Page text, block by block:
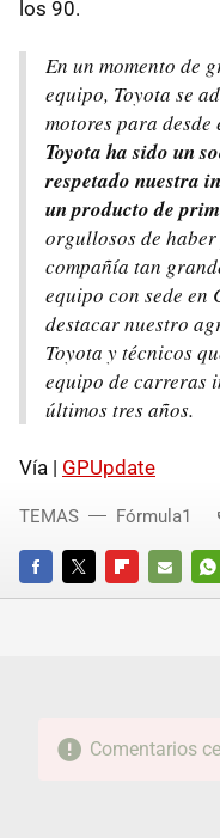
los 90.
En un momento de
equipo, Toyota se
motores para
Toyota ha sido un
respetado nuestra
un producto de
orgullosos de
compañía tan
equipo con sede
destacar nuestro
Toyota y técnicos
equipo de carreras
últimos tres años.
Vía | GPUpdate
FACEBOOKTWITTERFLIPBOARD
E-
TEMAS Fórmula1
Comentarios